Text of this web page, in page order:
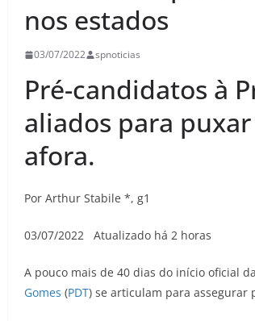
nos estados
03/07/2022 spnoticias
Pré-candidatos à
aliados para
afora.
Por Arthur Stabile *, g1
03/07/2022 Atualizado há 2 horas
A pouco mais de 40 dias do início oficial
Gomes (PDT) se articulam para assegurar